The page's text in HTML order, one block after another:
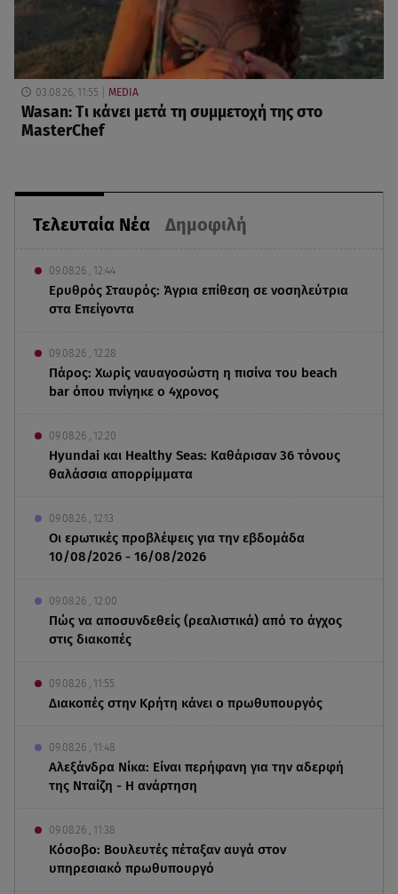
Τελευταία Νέα Δημοφιλή
09.08.26 , 12:44
Ερυθρός Σταυρός: Άγρια επίθεση σε νοσηλεύτρια
στα Επείγοντα
09.08.26 , 12:28
Πάρος: Χωρίς ναυαγοσώστη η πισίνα του beach
bar όπου πνίγηκε ο 4χρονος
09.08.26 , 12:20
Hyundai και Healthy Seas: Καθάρισαν 36 τόνους
θαλάσσια απορρίμματα
09.08.26 , 12:13
Οι ερωτικές προβλέψεις για την εβδομάδα
10/08/2026 - 16/08/2026
09.08.26 , 12:00
Πώς να αποσυνδεθείς (ρεαλιστικά) από το άγχος
στις διακοπές
09.08.26 , 11:55
Διακοπές στην Κρήτη κάνει ο πρωθυπουργός
09.08.26 , 11:48
Αλεξάνδρα Νίκα: Είναι περήφανη για την αδερφή
της Νταίζη - Η ανάρτηση
09.08.26 , 11:38
Κόσοβο: Βουλευτές πέταξαν αυγά στον
υπηρεσιακό πρωθυπουργό
03.08.26, 11:55 MEDIA
Wasan: Tι κάνει μετά τη συμμετοχή της στο
MasterChef